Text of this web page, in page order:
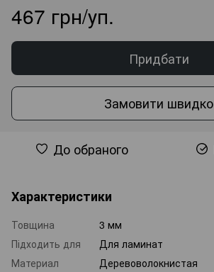
467 грн/уп.
Придбати
Замовити швидко
До обраного
Характеристики
Товщина
3 мм
Підходить для
Для ламинат
Материал
Деревоволокнистая